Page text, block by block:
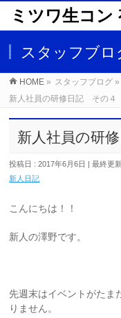
ミツワ生コン
スタッフブロ
HOME » スタッフブログ »
新人社員の研修日記 その４
新人社員の研
投稿日 : 2017年6月6日 最終更
新人日記
こんにちは！！
新人の澤野です。
先週末はイベントがたま
りません。